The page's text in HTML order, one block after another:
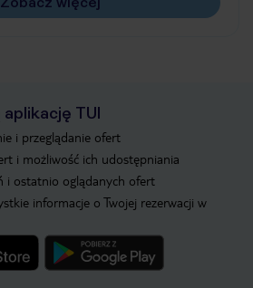
TUI
i przeglądanie ofert
i możliwość ich udostępniania
i ostatnio oglądanych ofert
informacje o Twojej rezerwacji w